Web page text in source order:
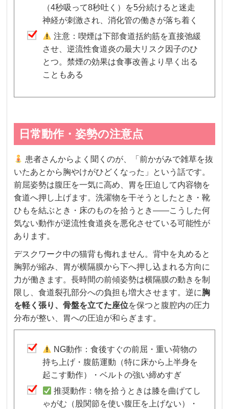
（4秒吸って8秒吐く）を5分続けると迷走
神経が刺激され、消化管の働きが落ち着く
注意：喫煙は下部食道括約筋を直接弛緩
させ、逆流性食道炎の最大リスク因子のひ
とつ。禁煙の効果は食事改善より早く出る
こともある
日常動作・姿勢の注意点
患者さんからよく聞くのが、「前かがみで雑草を抜
いたあとから胸やけがひどくなった」という話です。
前屈姿勢は腹圧を一気に高め、胃を圧迫して内容物を
食道へ押し上げます。洗濯物を干そうとしたとき・靴
ひもを結ぶとき・床のものを拾うとき——こうした何
気ない動作が逆流性食道炎を悪化させている可能性が
あります。
デスクワーク中の猫背も侮れません。背中を丸めると
胸郭が縮み、胃が横隔膜から下へ押し込まれる方向に
力が働きます。長時間の前傾姿勢は横隔膜の動きを制
限し、食道裂孔部分への負担も増大させます。逆に胸
を軽く張り、骨盤を立てた座位を保つと腹腔内の圧力
分布が整い、胃への圧迫が和らぎます。
NG動作：食後すぐの前屈・重い荷物の
持ち上げ・腹筋運動（特に床から上半身を
起こす動作）・ベルトの強い締めすぎ
推奨動作：物を拾うときは膝を曲げてし
ゃがむ（股関節を使い腹圧を上げない）・